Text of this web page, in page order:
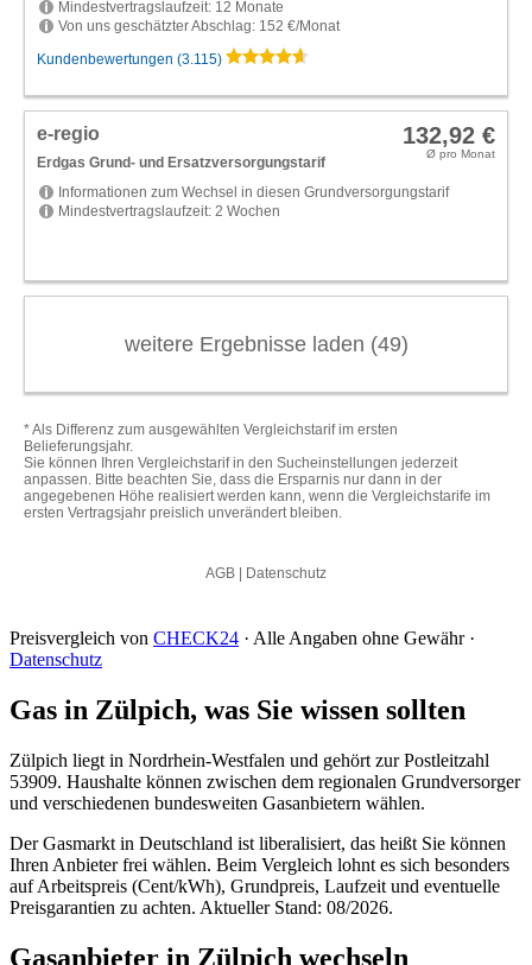
Preisvergleich von CHECK24 · Alle Angaben ohne Gewähr ·
Datenschutz
Gas in Zülpich, was Sie wissen sollten
Zülpich liegt in Nordrhein-Westfalen und gehört zur Postleitzahl
53909. Haushalte können zwischen dem regionalen Grundversorger
und verschiedenen bundesweiten Gasanbietern wählen.
Der Gasmarkt in Deutschland ist liberalisiert, das heißt Sie können
Ihren Anbieter frei wählen. Beim Vergleich lohnt es sich besonders
auf Arbeitspreis (Cent/kWh), Grundpreis, Laufzeit und eventuelle
Preisgarantien zu achten. Aktueller Stand: 08/2026.
Gasanbieter in Zülpich wechseln